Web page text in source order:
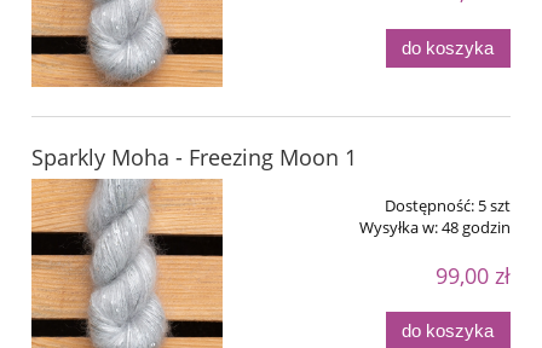
do koszyka
Sparkly Moha - Freezing Moon 1
Dostępność: 5 szt
Wysyłka w:48 godzin
99,00 zł
do koszyka